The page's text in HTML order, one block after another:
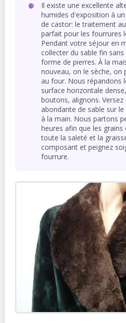
Il existe une excellente
humides d'exposition à
de castor: le traitement
parfait pour les fourrures
Pendant votre séjour en
collecter du sable fin
forme de pierres. À la
nouveau, on le sèche, on
au four. Nous répandons
surface horizontale
boutons, alignons. Versez
abondante de sable sur
à la main. Nous partons
heures afin que les
toute la saleté et la
composant et peignez
fourrure.